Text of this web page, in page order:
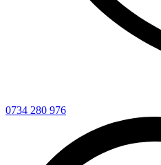
0734 280 976